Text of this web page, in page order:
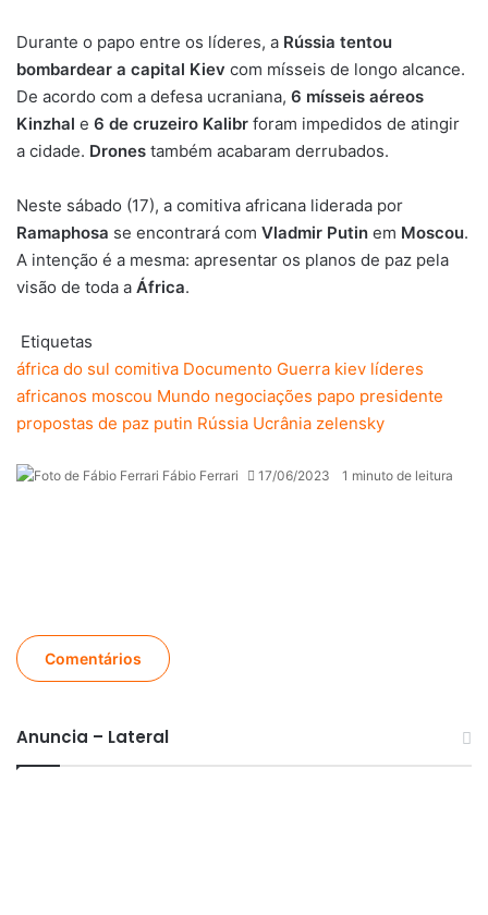
Durante o papo entre os líderes, a Rússia tentou
bombardear a capital Kiev com mísseis de longo alcance.
De acordo com a defesa ucraniana, 6 mísseis aéreos
Kinzhal e 6 de cruzeiro Kalibr foram impedidos de atingir
a cidade. Drones também acabaram derrubados.
Neste sábado (17), a comitiva africana liderada por
Ramaphosa se encontrará com Vladmir Putin em Moscou.
A intenção é a mesma: apresentar os planos de paz pela
visão de toda a África.
Etiquetas
áfrica do sul comitiva Documento Guerra kiev líderes
africanos moscou Mundo negociações papo presidente
propostas de paz putin Rússia Ucrânia zelensky
Fábio Ferrari 17/06/2023 1 minuto de leitura
Comentários
Anuncia – Lateral